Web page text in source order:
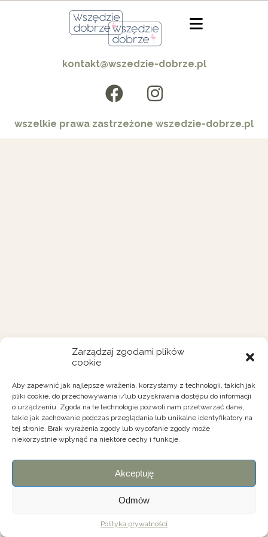
Zarządzaj zgodami plików
cookie
Aby zapewnić jak najlepsze wrażenia, korzystamy z technologii, takich jak
pliki cookie, do przechowywania i/lub uzyskiwania dostępu do informacji
o urządzeniu. Zgoda na te technologie pozwoli nam przetwarzać dane,
takie jak zachowanie podczas przeglądania lub unikalne identyfikatory na
tej stronie. Brak wyrażenia zgody lub wycofanie zgody może
niekorzystnie wpłynąć na niektóre cechy i funkcje.
Akceptuję
Odmów
Polityka prywatności
kontakt@wszedzie-dobrze.pl
wszelkie prawa zastrzeżone wszedzie-dobrze.pl